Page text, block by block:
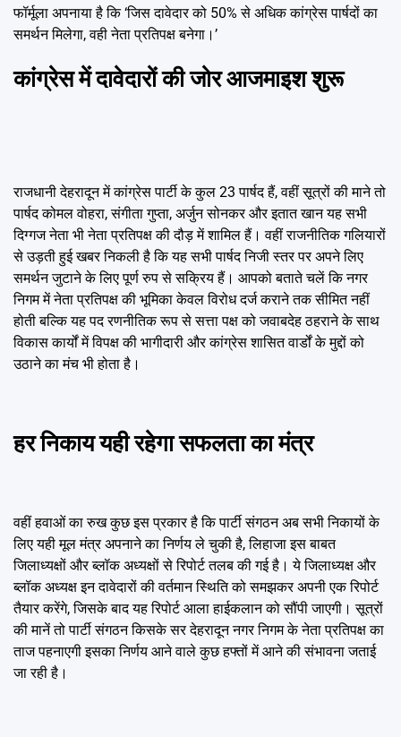
फॉर्मूला अपनाया है कि ‘जिस दावेदार को 50% से अधिक कांग्रेस पार्षदों का
समर्थन मिलेगा, वही नेता प्रतिपक्ष बनेगा।’
कांग्रेस में दावेदारों की जोर आजमाइश शुरू
राजधानी देहरादून में कांग्रेस पार्टी के कुल 23 पार्षद हैं, वहीं सूत्रों की माने तो
पार्षद कोमल वोहरा, संगीता गुप्ता, अर्जुन सोनकर और इतात खान यह सभी
दिग्गज नेता भी नेता प्रतिपक्ष की दौड़ में शामिल हैं। वहीं राजनीतिक गलियारों
से उड़ती हुई खबर निकली है कि यह सभी पार्षद निजी स्तर पर अपने लिए
समर्थन जुटाने के लिए पूर्ण रुप से सक्रिय हैं। आपको बताते चलें कि नगर
निगम में नेता प्रतिपक्ष की भूमिका केवल विरोध दर्ज कराने तक सीमित नहीं
होती बल्कि यह पद रणनीतिक रूप से सत्ता पक्ष को जवाबदेह ठहराने के साथ
विकास कार्यों में विपक्ष की भागीदारी और कांग्रेस शासित वार्डों के मुद्दों को
उठाने का मंच भी होता है।
हर निकाय यही रहेगा सफलता का मंत्र
वहीं हवाओं का रुख कुछ इस प्रकार है कि पार्टी संगठन अब सभी निकायों के
लिए यही मूल मंत्र अपनाने का निर्णय ले चुकी है, लिहाजा इस बाबत
जिलाध्यक्षों और ब्लॉक अध्यक्षों से रिपोर्ट तलब की गई है। ये जिलाध्यक्ष और
ब्लॉक अध्यक्ष इन दावेदारों की वर्तमान स्थिति को समझकर अपनी एक रिपोर्ट
तैयार करेंगे, जिसके बाद यह रिपोर्ट आला हाईकलान को सौंपी जाएगी। सूत्रों
की मानें तो पार्टी संगठन किसके सर देहरादून नगर निगम के नेता प्रतिपक्ष का
ताज पहनाएगी इसका निर्णय आने वाले कुछ हफ्तों में आने की संभावना जताई
जा रही है।